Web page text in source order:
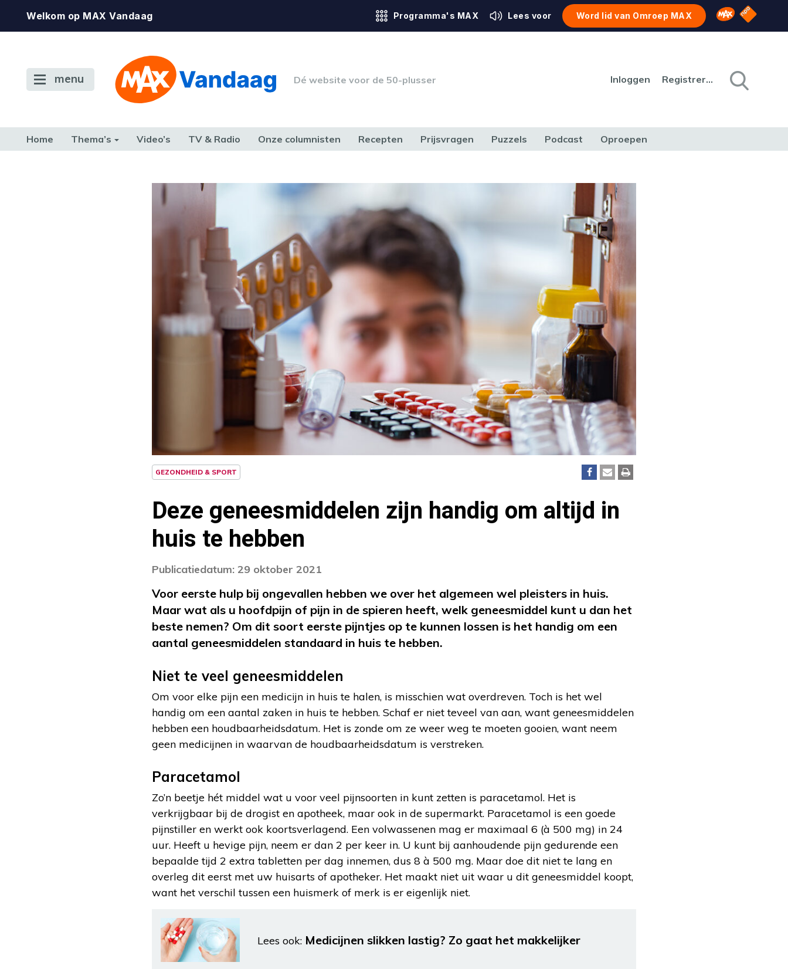
Welkom op MAX Vandaag Programma's MAX Lees voor Word lid van Omroep MAX Omroep MAX
NPO
menu Dé website voor de 50-plusser Inloggen Registreren
Home Thema’s Video’s TV & Radio Onze columnisten Recepten Prijsvragen Puzzels Podcast Oproepen
GEZONDHEID & SPORT
Deze geneesmiddelen zijn handig om altijd in
huis te hebben
Publicatiedatum: 29 oktober 2021
Voor eerste hulp bij ongevallen hebben we over het algemeen wel pleisters in huis.
Maar wat als u hoofdpijn of pijn in de spieren heeft, welk geneesmiddel kunt u dan het
beste nemen? Om dit soort eerste pijntjes op te kunnen lossen is het handig om een
aantal geneesmiddelen standaard in huis te hebben.
Niet te veel geneesmiddelen
Om voor elke pijn een medicijn in huis te halen, is misschien wat overdreven. Toch is het wel
handig om een aantal zaken in huis te hebben. Schaf er niet teveel van aan, want geneesmiddelen
hebben een houdbaarheidsdatum. Het is zonde om ze weer weg te moeten gooien, want neem
geen medicijnen in waarvan de houdbaarheidsdatum is verstreken.
Paracetamol
Zo’n beetje hét middel wat u voor veel pijnsoorten in kunt zetten is paracetamol. Het is
verkrijgbaar bij de drogist en apotheek, maar ook in de supermarkt. Paracetamol is een goede
pijnstiller en werkt ook koortsverlagend. Een volwassenen mag er maximaal 6 (à 500 mg) in 24
uur. Heeft u hevige pijn, neem er dan 2 per keer in. U kunt bij aanhoudende pijn gedurende een
bepaalde tijd 2 extra tabletten per dag innemen, dus 8 à 500 mg. Maar doe dit niet te lang en
overleg dit eerst met uw huisarts of apotheker. Het maakt niet uit waar u dit geneesmiddel koopt,
want het verschil tussen een huismerk of merk is er eigenlijk niet.
Lees ook: Medicijnen slikken lastig? Zo gaat het makkelijker